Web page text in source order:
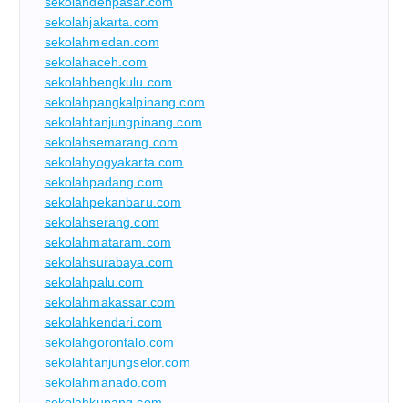
sekolahjakarta.com
sekolahmedan.com
sekolahaceh.com
sekolahbengkulu.com
sekolahpangkalpinang.com
sekolahtanjungpinang.com
sekolahsemarang.com
sekolahyogyakarta.com
sekolahpadang.com
sekolahpekanbaru.com
sekolahserang.com
sekolahmataram.com
sekolahsurabaya.com
sekolahpalu.com
sekolahmakassar.com
sekolahkendari.com
sekolahgorontalo.com
sekolahtanjungselor.com
sekolahmanado.com